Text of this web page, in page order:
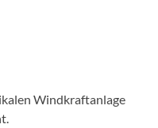
Windkraftanlage